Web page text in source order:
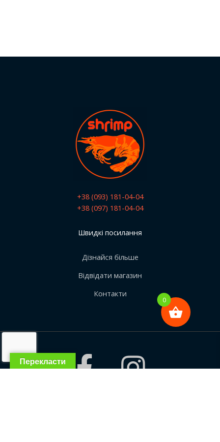
+38 (093) 181-04-04
+38 (097) 181-04-04
Швидкі посилання
Дізнайся більше
Відвідати магазин
Контакти
Перекласти
0